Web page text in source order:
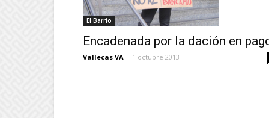
El Barrio
Encadenada por la dación en
Vallecas VA - 1 octubre 2013